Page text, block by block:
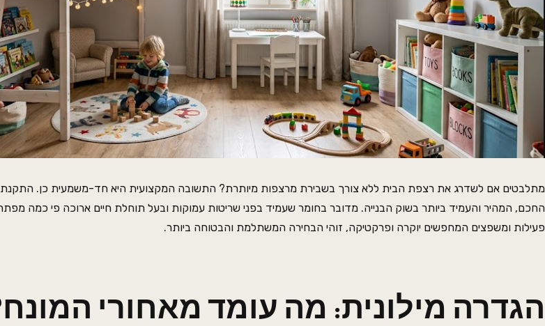
מתלבטים אם לשדרג את רצפת הבית ללא צורך בשבירת מרצפות מיותרת? התשובה המקצועית היא חד-משמעית כן. התקנת
החכם, המהיר והעמיד ביותר בשוק הבנייה. מדובר בחומר שעמיד בפני שריטות עמוקות ובעל תוחלת חיים ארוכה פי כמה
פעילות ומשפצים המחפשים יוקרה ופרקטיקה, זוהי הבחירה המשתלמת והבטוחה ביותר.
הגדרה מילונית: מה עומד מאחורי